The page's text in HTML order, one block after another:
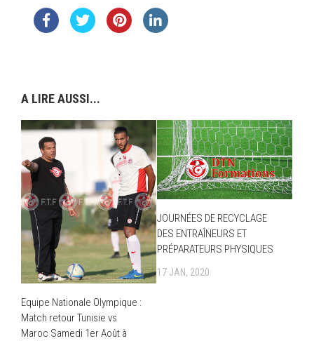
A LIRE AUSSI...
Equipe Nationale Olympique :
Match retour Tunisie vs
Maroc Samedi 1er Août à
JOURNÉES DE RECYCLAGE
DES ENTRAÎNEURS ET
PRÉPARATEURS PHYSIQUES
17 JAN, 2020